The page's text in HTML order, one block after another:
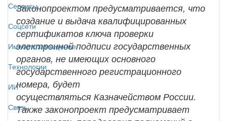
Сервисы
Соцсети
Импортозамещение
Технологии
ИИ
Связь
Законопроектом предусматривается, что
создание и выдача квалифицированных
сертификатов ключа проверки
электронной подписи государственных
органов, не имеющих основного
государственного регистрационного
номера, будет
осуществляться Казначейством России.
Также законопроект предусматривает